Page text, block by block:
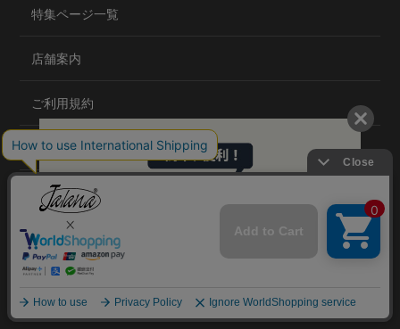
特集ページ一覧
店舗案内
ご利用規約
プライバシーポリシー
特定商取引法について
会社概要
©2020 TRANS GLOBAL CO.,LTD.